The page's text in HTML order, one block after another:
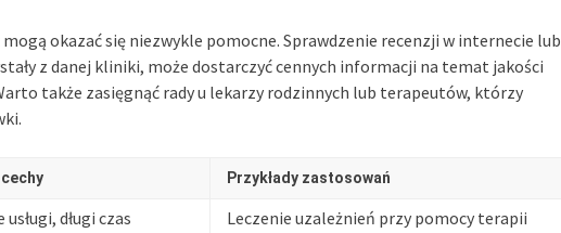
okazać się niezwykle pomocne. Sprawdzenie recenzji w internecie lub
z danej kliniki, może dostarczyć cennych informacji na temat jakości
także zasięgnąć rady u lekarzy rodzinnych lub terapeutów, którzy
Przykłady zastosowań
usługi, długi czas
Leczenie uzależnień przy pomocy terapii